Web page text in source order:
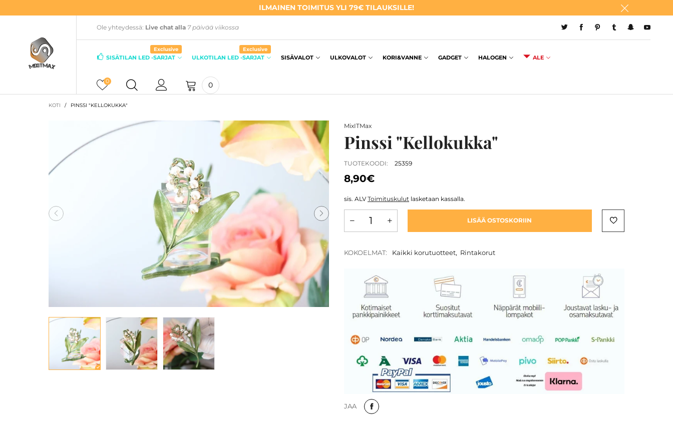
ILMAINEN TOIMITUS YLI 79€ TILAUKSILLE!
Ole yhteydessä: Live chat alla 7 päivää viikossa
SISÄTILAN LED -SARJAT
Exclusive
ULKOTILAN LED -SARJAT
Exclusive
SISÄVALOT ULKOVALOT KORI&VANNE GADGET HALOGEN ALE
0 0
KOTI / PINSSI "KELLOKUKKA"
MixITMax
Pinssi "Kellokukka"
TUOTEKOODI: 25359
8,90€
sis. ALVToimituskulut lasketaan kassalla.
LISÄÄ OSTOSKORIIN
KOKOELMAT: Kaikki korutuotteet, Rintakorut
JAA